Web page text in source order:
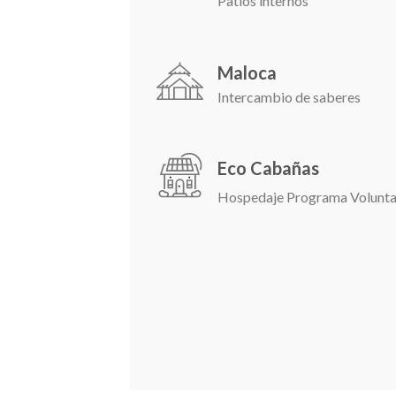
Maloca
Intercambio de saberes
Eco Cabañas
Hospedaje Programa